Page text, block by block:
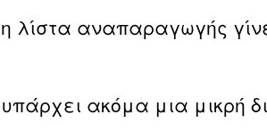
λίστα αναπαραγωγής
ακόμα μια μικρή